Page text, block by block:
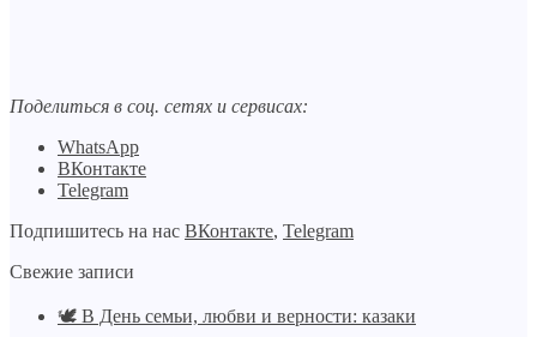
Поделиться в соц. сетях и сервисах:
WhatsApp
ВКонтакте
Telegram
Подпишитесь на нас ВКонтакте, Telegram
Свежие записи
🕊️ В День семьи, любви и верности: казаки